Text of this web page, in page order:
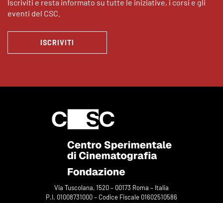
Iscriviti e resta informato su tutte le iniziative, i corsi e gli
eventi del CSC.
ISCRIVITI
Via Tuscolana, 1520 – 00173 Roma – Italia
P.I. 01008731000 – Codice Fiscale 01602510586